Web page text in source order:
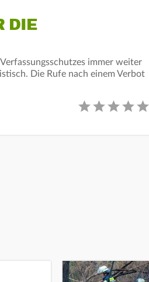
DIE
immer weiter
Die Rufe nach einem Verbot